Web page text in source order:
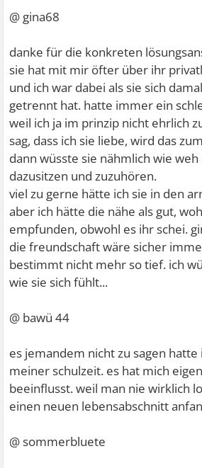
@ gina68
danke für die konkreten
sie hat mit mir öfter über ihr
und ich war dabei als sie sich
getrennt hat. hatte immer ein
weil ich ja im prinzip nicht ehrlich
sag, dass ich sie liebe, wird das
dann wüsste sie nähmlich wie
dazusitzen und zuzuhören.
viel zu gerne hätte ich sie in den
aber ich hätte die nähe als gut,
empfunden, obwohl es ihr schei.
die freundschaft wäre sicher
bestimmt nicht mehr so tief. ich
wie sie sich fühlt...
@ bawü 44
es jemandem nicht zu sagen hatte
meiner schulzeit. es hat mich
beeinflusst. weil man nie wirklich
einen neuen lebensabschnitt
@ sommerbluete